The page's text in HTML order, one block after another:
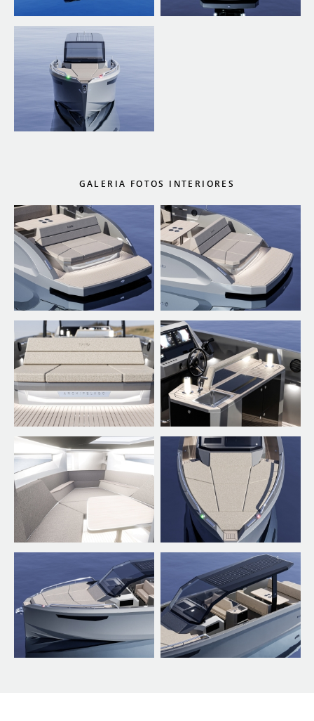
GALERIA FOTOS INTERIORES